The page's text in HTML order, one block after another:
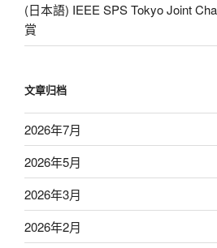
(日本語) IEEE SPS Tokyo Joint
賞
文章归档
2026年7月
2026年5月
2026年3月
2026年2月